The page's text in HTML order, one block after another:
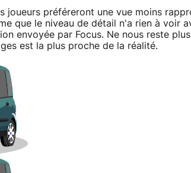
joueurs préféreront une vue moins
que le niveau de détail n'a rien à voir
envoyée par Focus. Ne nous reste
est la plus proche de la réalité.